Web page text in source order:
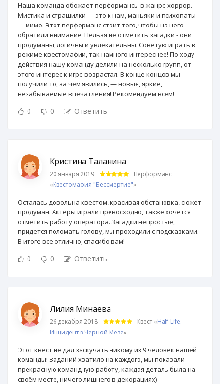
Наша команда обожает перформансы в жанре хоррор.
Мистика и страшилки — это к нам, маньяки и психопаты
— мимо. Этот перформанс стоит того, чтобы на него
обратили внимание! Нельзя не отметить загадки - они
продуманы, логичны и увлекательны. Советую играть в
режиме квестомафии, так намного интереснее! По ходу
действия нашу команду делили на несколько групп, от
этого интерес к игре возрастал. В конце концов мы
получили то, за чем явились, — новые, яркие,
незабываемые впечатления! Рекомендуем всем!
0 0 Ответить
Кристина Таланина
20 января 2019
Перформанс
«Квестомафия "Бессмертие"»
Осталась довольна квестом, красивая обстановка, сюжет
продуман. Актеры играли превосходно, также хочется
отметить работу оператора. Загадки непростые,
придется поломать голову, мы проходили с подсказками.
В итоге все отлично, спасибо вам!
0 0 Ответить
Лилия Минаева
26 декабря 2018 Квест «Half-Life.
Инцидент в Черной Мезе»
Этот квест не дал заскучать никому из 9 человек нашей
команды! Заданий хватило на каждого, мы показали
прекрасную командную работу, каждая деталь была на
своём месте, ничего лишнего в декорациях)